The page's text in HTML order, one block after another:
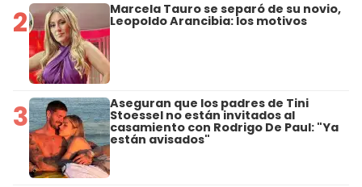
2 Marcela Tauro se separó de su novio,
Leopoldo Arancibia: los motivos
3 Aseguran que los padres de Tini
Stoessel no están invitados al
casamiento con Rodrigo De Paul: "Ya
están avisados"